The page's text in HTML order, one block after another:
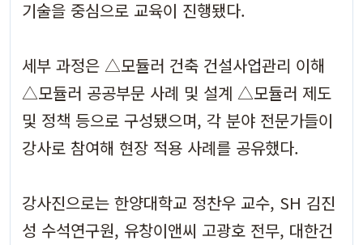
기술을 중심으로 교육이 진행됐다.
세부 과정은 △모듈러 건축 건설사업관리 이해
△모듈러 공공부문 사례 및 설계 △모듈러 제도
및 정책 등으로 구성됐으며, 각 분야 전문가들이
강사로 참여해 현장 적용 사례를 공유했다.
강사진으로는 한양대학교 정찬우 교수, SH 김진
성 수석연구원, 유창이앤씨 고광호 전무, 대한건